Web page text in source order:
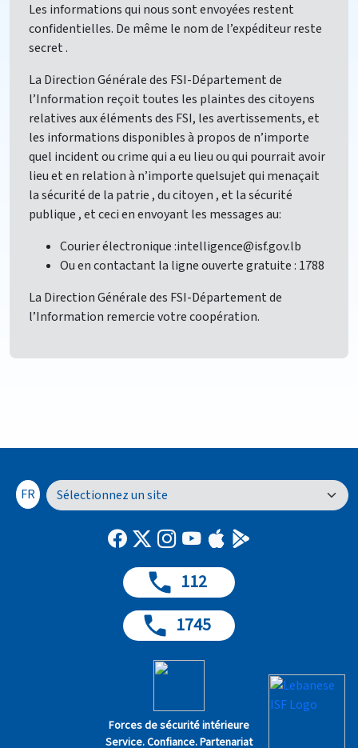
Les informations qui nous sont envoyées restent
confidentielles. De même le nom de l’expéditeur reste
secret .
La Direction Générale des FSI-Département de
l’Information reçoit toutes les plaintes des citoyens
relatives aux éléments des FSI, les avertissements, et
les informations disponibles à propos de n’importe
quel incident ou crime qui a eu lieu ou qui pourrait avoir
lieu et en relation à n’importe quelsujet qui menaçait
la sécurité de la patrie , du citoyen , et la sécurité
publique , et ceci en envoyant les messages au:
Courier électronique :intelligence@isf.gov.lb
Ou en contactant la ligne ouverte gratuite : 1788
La Direction Générale des FSI-Département de
l’Information remercie votre coopération.
Forces de sécurité intérieure
Service. Confiance. Partenariat
112
1745
FR